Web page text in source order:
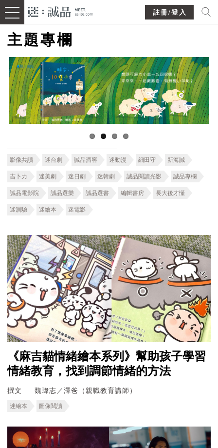
註冊/登入
主題專欄
影像共讀 迷台劇 誠品酒窖 迷動漫 細田守 新海誠
吉卜力 迷美劇 迷日劇 迷韓劇 誠品閱讀光影 誠品專欄
誠品電影院 誠品選樂 誠品選書 編輯書房 長大後才懂
迷測驗 迷繪本 迷電影
《麻吉貓情緒繪本系列》幫助孩子學習
情緒教育，找到調節情緒的方法
撰文 魏瑋志／澤爸（親職教育講師）
迷繪本 圖像閱讀